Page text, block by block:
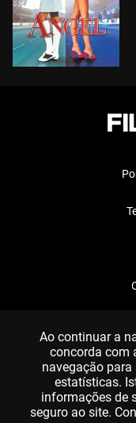
Ao continuar a
concorda com
navegação
estatísticas.
informações de
seguro ao site.